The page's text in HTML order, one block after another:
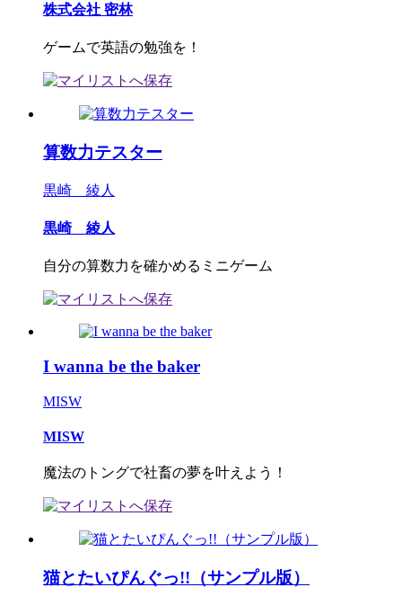
株式会社 密林
ゲームで英語の勉強を！
算数力テスター
黒崎 綾人
黒崎 綾人
自分の算数力を確かめるミニゲーム
I wanna be the baker
MISW
MISW
魔法のトングで社畜の夢を叶えよう！
猫とたいぴんぐっ!!（サンプル版）